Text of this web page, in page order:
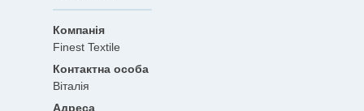
Finest Textile
Віталія